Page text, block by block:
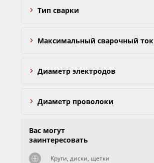
Тип сварки
Максимальный сварочный ток
Диаметр электродов
Диаметр проволоки
Вас могут
заинтересовать
Круги, диски, щетки